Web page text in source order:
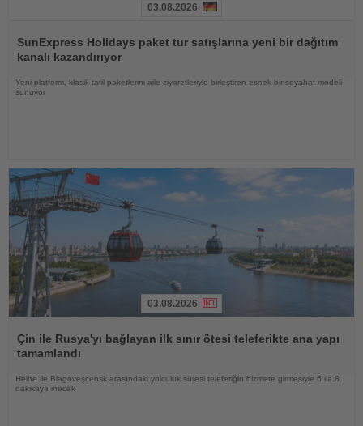
Oku
03.08.2026
SunExpress Holidays paket tur satışlarına yeni bir dağıtım
kanalı kazandırıyor
Yeni platform, klasik tatil paketlerini aile ziyaretleriyle birleştiren esnek bir seyahat modeli
sunuyor
Oku
03.08.2026
Çin ile Rusya'yı bağlayan ilk sınır ötesi teleferikte ana yapı
tamamlandı
Heihe ile Blagoveşçensk arasındaki yolculuk süresi teleferiğin hizmete girmesiyle 6 ila 8
dakikaya inecek